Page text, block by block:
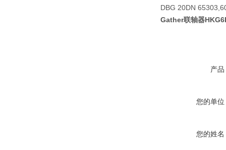
DBG 20DN 6530
Gather联轴器
产品
您的单位
您的姓名